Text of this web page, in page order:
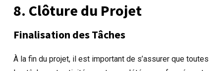
8. Clôture du Projet
Finalisation des Tâches
À la fin du projet, il est important de s’assurer que toutes